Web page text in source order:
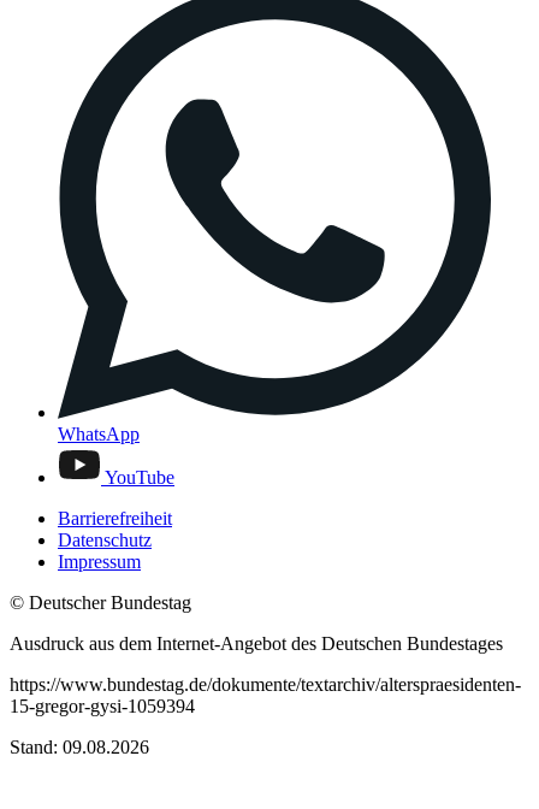
WhatsApp
YouTube
Barrierefreiheit
Datenschutz
Impressum
© Deutscher Bundestag
Ausdruck aus dem Internet-Angebot des Deutschen Bundestages
https://www.bundestag.de/dokumente/textarchiv/alterspraesidenten-
15-gregor-gysi-1059394
Stand: 09.08.2026